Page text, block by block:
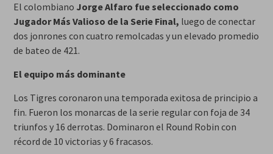
El colombiano Jorge Alfaro fue seleccionado como
Jugador Más Valioso de la Serie Final, luego de conectar
dos jonrones con cuatro remolcadas y un elevado promedio
de bateo de 421.
El equipo más dominante
Los Tigres coronaron una temporada exitosa de principio a
fin. Fueron los monarcas de la serie regular con foja de 34
triunfos y 16 derrotas. Dominaron el Round Robin con
récord de 10 victorias y 6 fracasos.